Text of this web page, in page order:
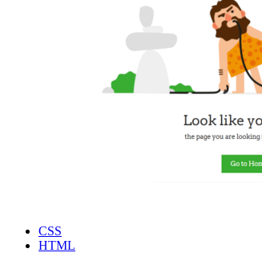
CSS
HTML